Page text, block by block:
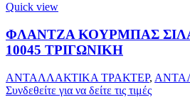
Quick view
ΦΛΑΝΤΖΑ ΚΟΥΡΜΠΑΣ
10045 ΤΡΙΓΩΝΙΚΗ
ΑΝΤΑΛΛΑΚΤΙΚΑ ΤΡΑΚΤΕΡ,
Συνδεθείτε για να δείτε τις τιμές